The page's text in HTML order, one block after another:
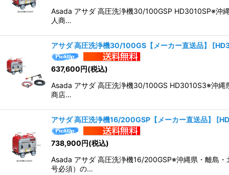
Asada アサダ 高圧洗浄機30/100GSP HD3010SP※沖
人商…
アサダ 高圧洗浄機30/100GS【メーカー直送品】 [
637,600円(税込)
Asada アサダ 高圧洗浄機30/100GS HD3010S3※沖縄
商店…
アサダ 高圧洗浄機16/200GSP【メーカー直送品】 [
738,900円(税込)
Asada アサダ 高圧洗浄機16/200GSP※沖縄県・離島
号必須）の…